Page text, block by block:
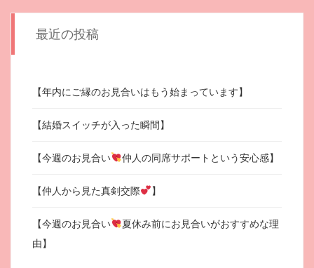
最近の投稿
【年内にご縁のお見合いはもう始まっています】
【結婚スイッチが入った瞬間】
【今週のお見合い 仲人の同席サポートという安心感】
【仲人から見た真剣交際 】
【今週のお見合い
夏休み前にお見合いがおすすめな理
由】